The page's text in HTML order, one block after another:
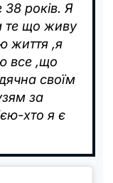
38 років. Я
те що живу
життя ,я
все ,що
своїм
за
хто я є